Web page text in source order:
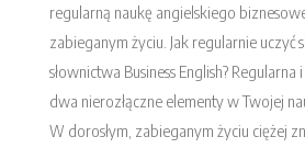
regularną naukę angielskiego
zabieganym życiu. Jak regularnie uczyć
słownictwa Business English?
dwa nierozłączne elementy w Twojej
W dorosłym, zabieganym życiu ciężej